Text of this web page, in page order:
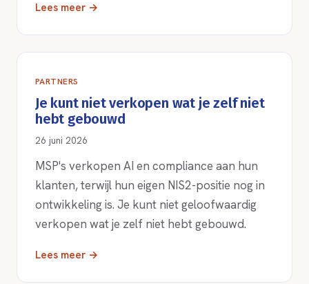
Lees meer →
PARTNERS
Je kunt niet verkopen wat je zelf niet
hebt gebouwd
26 juni 2026
MSP's verkopen AI en compliance aan hun
klanten, terwijl hun eigen NIS2-positie nog in
ontwikkeling is. Je kunt niet geloofwaardig
verkopen wat je zelf niet hebt gebouwd.
Lees meer →